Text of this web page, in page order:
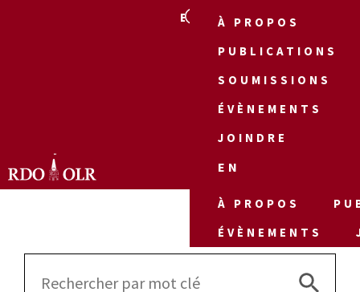
EN
À PROPOS
PUBLICATIONS
SOUMISSIONS
ÉVÈNEMENTS
JOINDRE
EN
À PROPOS
ÉVÈNEMENTS
Search
Search